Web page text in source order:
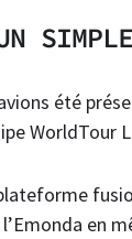
été
en